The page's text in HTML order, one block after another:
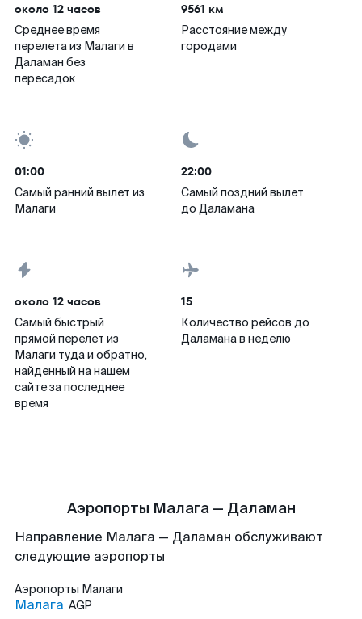
около 12 часов
Среднее время
перелета из Малаги в
Даламан без
пересадок
9561 км
Расстояние между
городами
01:00
Самый ранний вылет из
Малаги
22:00
Самый поздний вылет
до Даламана
около 12 часов
Самый быстрый
прямой перелет из
Малаги туда и обратно,
найденный на нашем
сайте за последнее
время
15
Количество рейсов до
Даламана в неделю
Аэропорты Малага — Даламан
Направление Малага — Даламан обслуживают
следующие аэропорты
Аэропорты Малаги
Малага AGP